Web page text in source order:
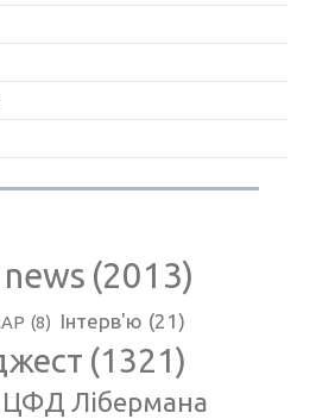
(2013)
(8) Інтерв'ю (21)
(1321)
Лібермана